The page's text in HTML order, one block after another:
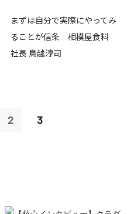
まずは自分で実際にやってみ
ることが信条 相模屋食料
社長 鳥越淳司
2 3